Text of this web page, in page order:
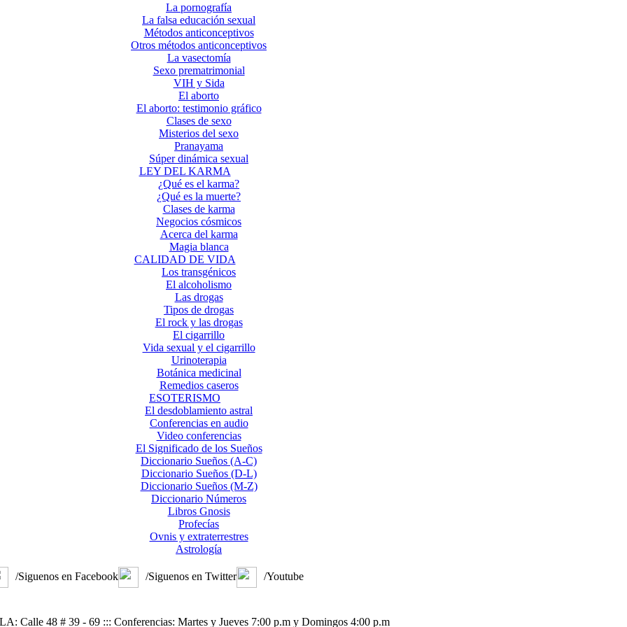
La pornografía
La falsa educación sexual
Métodos anticonceptivos
Otros métodos anticonceptivos
La vasectomía
Sexo prematrimonial
VIH y Sida
El aborto
El aborto: testimonio gráfico
Clases de sexo
Misterios del sexo
Pranayama
Súper dinámica sexual
LEY DEL KARMA
¿Qué es el karma?
¿Qué es la muerte?
Clases de karma
Negocios cósmicos
Acerca del karma
Magia blanca
CALIDAD DE VIDA
Los transgénicos
El alcoholismo
Las drogas
Tipos de drogas
El rock y las drogas
El cigarrillo
Vida sexual y el cigarrillo
Urinoterapia
Botánica medicinal
Remedios caseros
ESOTERISMO
El desdoblamiento astral
Conferencias en audio
Video conferencias
El Significado de los Sueños
Diccionario Sueños (A-C)
Diccionario Sueños (D-L)
Diccionario Sueños (M-Z)
Diccionario Números
Libros Gnosis
Profecías
Ovnis y extraterrestres
Astrología
/Siguenos en Facebook /Siguenos en Twitter /Youtube
Calle 48 # 39 - 69 ::: Conferencias: Martes y Jueves 7:00 p.m y Domingos 4:00 p.m